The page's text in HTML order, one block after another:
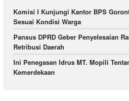
Komisi I Kunjungi Kantor BPS
Sesuai Kondisi Warga
Pansus DPRD Geber Penyelesaian
Retribusi Daerah
Ini Penegasan Idrus MT. Mopili
Kemerdekaan